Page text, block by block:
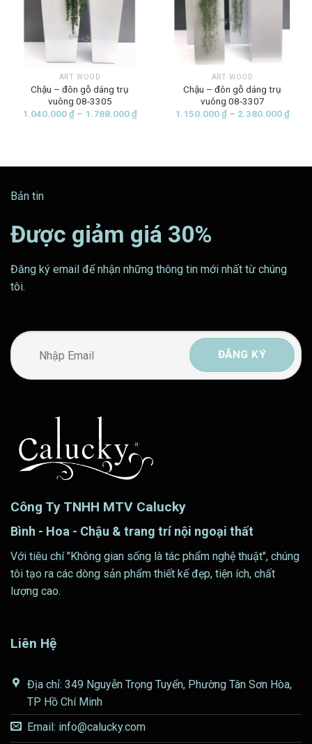
ART WOOD
Chậu – đôn gỗ dáng trụ
vuông 08-3305
1.040.000₫ – 1.788.000₫Khoảng
ART WOOD
Chậu – đôn gỗ dáng trụ
vuông 08-3307
1.150.000₫ – 2.380.000₫
Bản tin
Được giảm giá 30%
Đăng ký email để nhận những thông tin mới nhất từ chúng
tôi.
Công Ty TNHH MTV Calucky
Bình - Hoa - Chậu & trang trí nội ngoại thất
Với tiêu chí "Không gian sống là tác phẩm nghệ thuật", chúng
tôi tạo ra các dòng sản phẩm thiết kế đẹp, tiện ích, chất
lượng cao.
Liên Hệ
Địa chỉ: 349 Nguyễn Trọng Tuyển, Phường Tân Sơn Hòa,
TP Hồ Chí Minh
Email: info@calucky.com